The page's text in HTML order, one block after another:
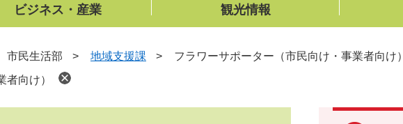
ビジネス・産業 観光情報
市民生活部 > 地域支援課 > フラワーサポーター（市民向け・事業者向け）
向け）